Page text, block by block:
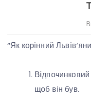
“Як корінний
щоб він був.